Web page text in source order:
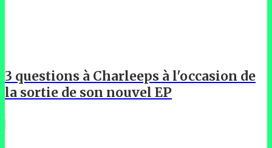
3 questions à Charleeps à l'occasion de
la sortie de son nouvel EP